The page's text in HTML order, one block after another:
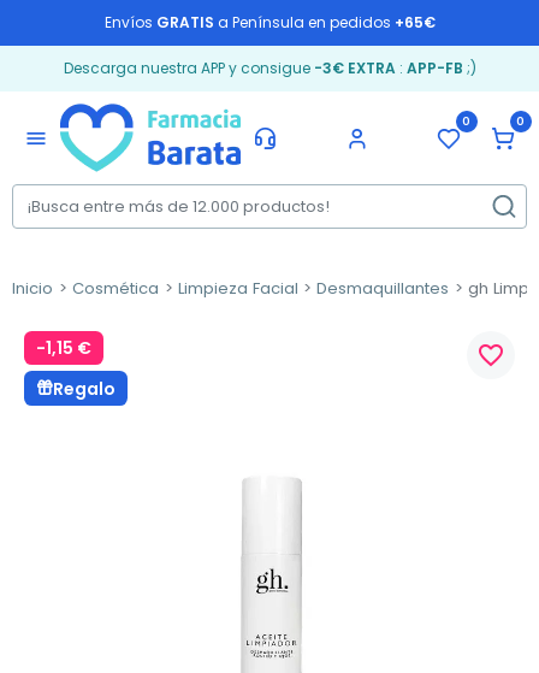
Envíos GRATIS a Península en pedidos +65€
Descarga nuestra APP y consigue -3€ EXTRA: APP-FB ;)
menu
0 0
Inicio Cosmética Limpieza Facial Desmaquillantes gh
-1,15 €
Regalo
favorite_border